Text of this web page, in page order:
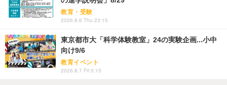
教育・受験
2026.8.6 Thu 23:15
東京都市大「科学体験教室」24の実験企画...小中
向け9/6
教育イベント
2026.8.7 Fri 0:15